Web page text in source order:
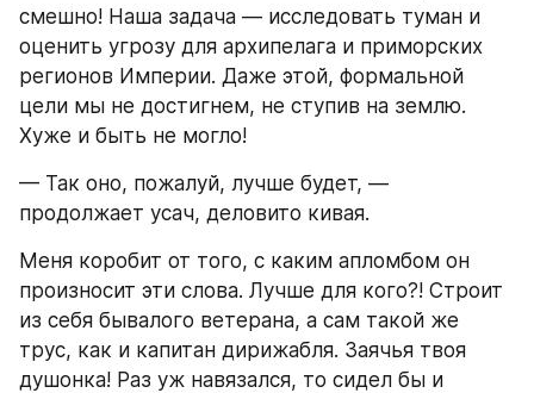
смешно! Наша задача — исследовать туман и
оценить угрозу для архипелага и приморских
регионов Империи. Даже этой, формальной
цели мы не достигнем, не ступив на землю.
Хуже и быть не могло!
— Так оно, пожалуй, лучше будет, —
продолжает усач, деловито кивая.
Меня коробит от того, с каким апломбом он
произносит эти слова. Лучше для кого?! Строит
из себя бывалого ветерана, а сам такой же
трус, как и капитан дирижабля. Заячья твоя
душонка! Раз уж навязался, то сидел бы и